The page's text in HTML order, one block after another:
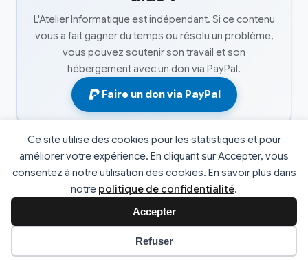
Ce site utilise des cookies pour les statistiques et pour
améliorer votre expérience. En cliquant sur Accepter, vous
consentez à notre utilisation des cookies. En savoir plus dans
notre politique de confidentialité.
Accepter
Refuser
Préférences des cookies
L'Atelier Informatique est indépendant. Si ce contenu
vous a fait gagner du temps ou résolu un problème,
vous pouvez soutenir son travail et son
hébergement avec un don via PayPal.
Faire un don via PayPal
© 2026 L'atelier informatique. Tous droits réservés. |
Fabrice Faucheux
Politique de Confidentialité